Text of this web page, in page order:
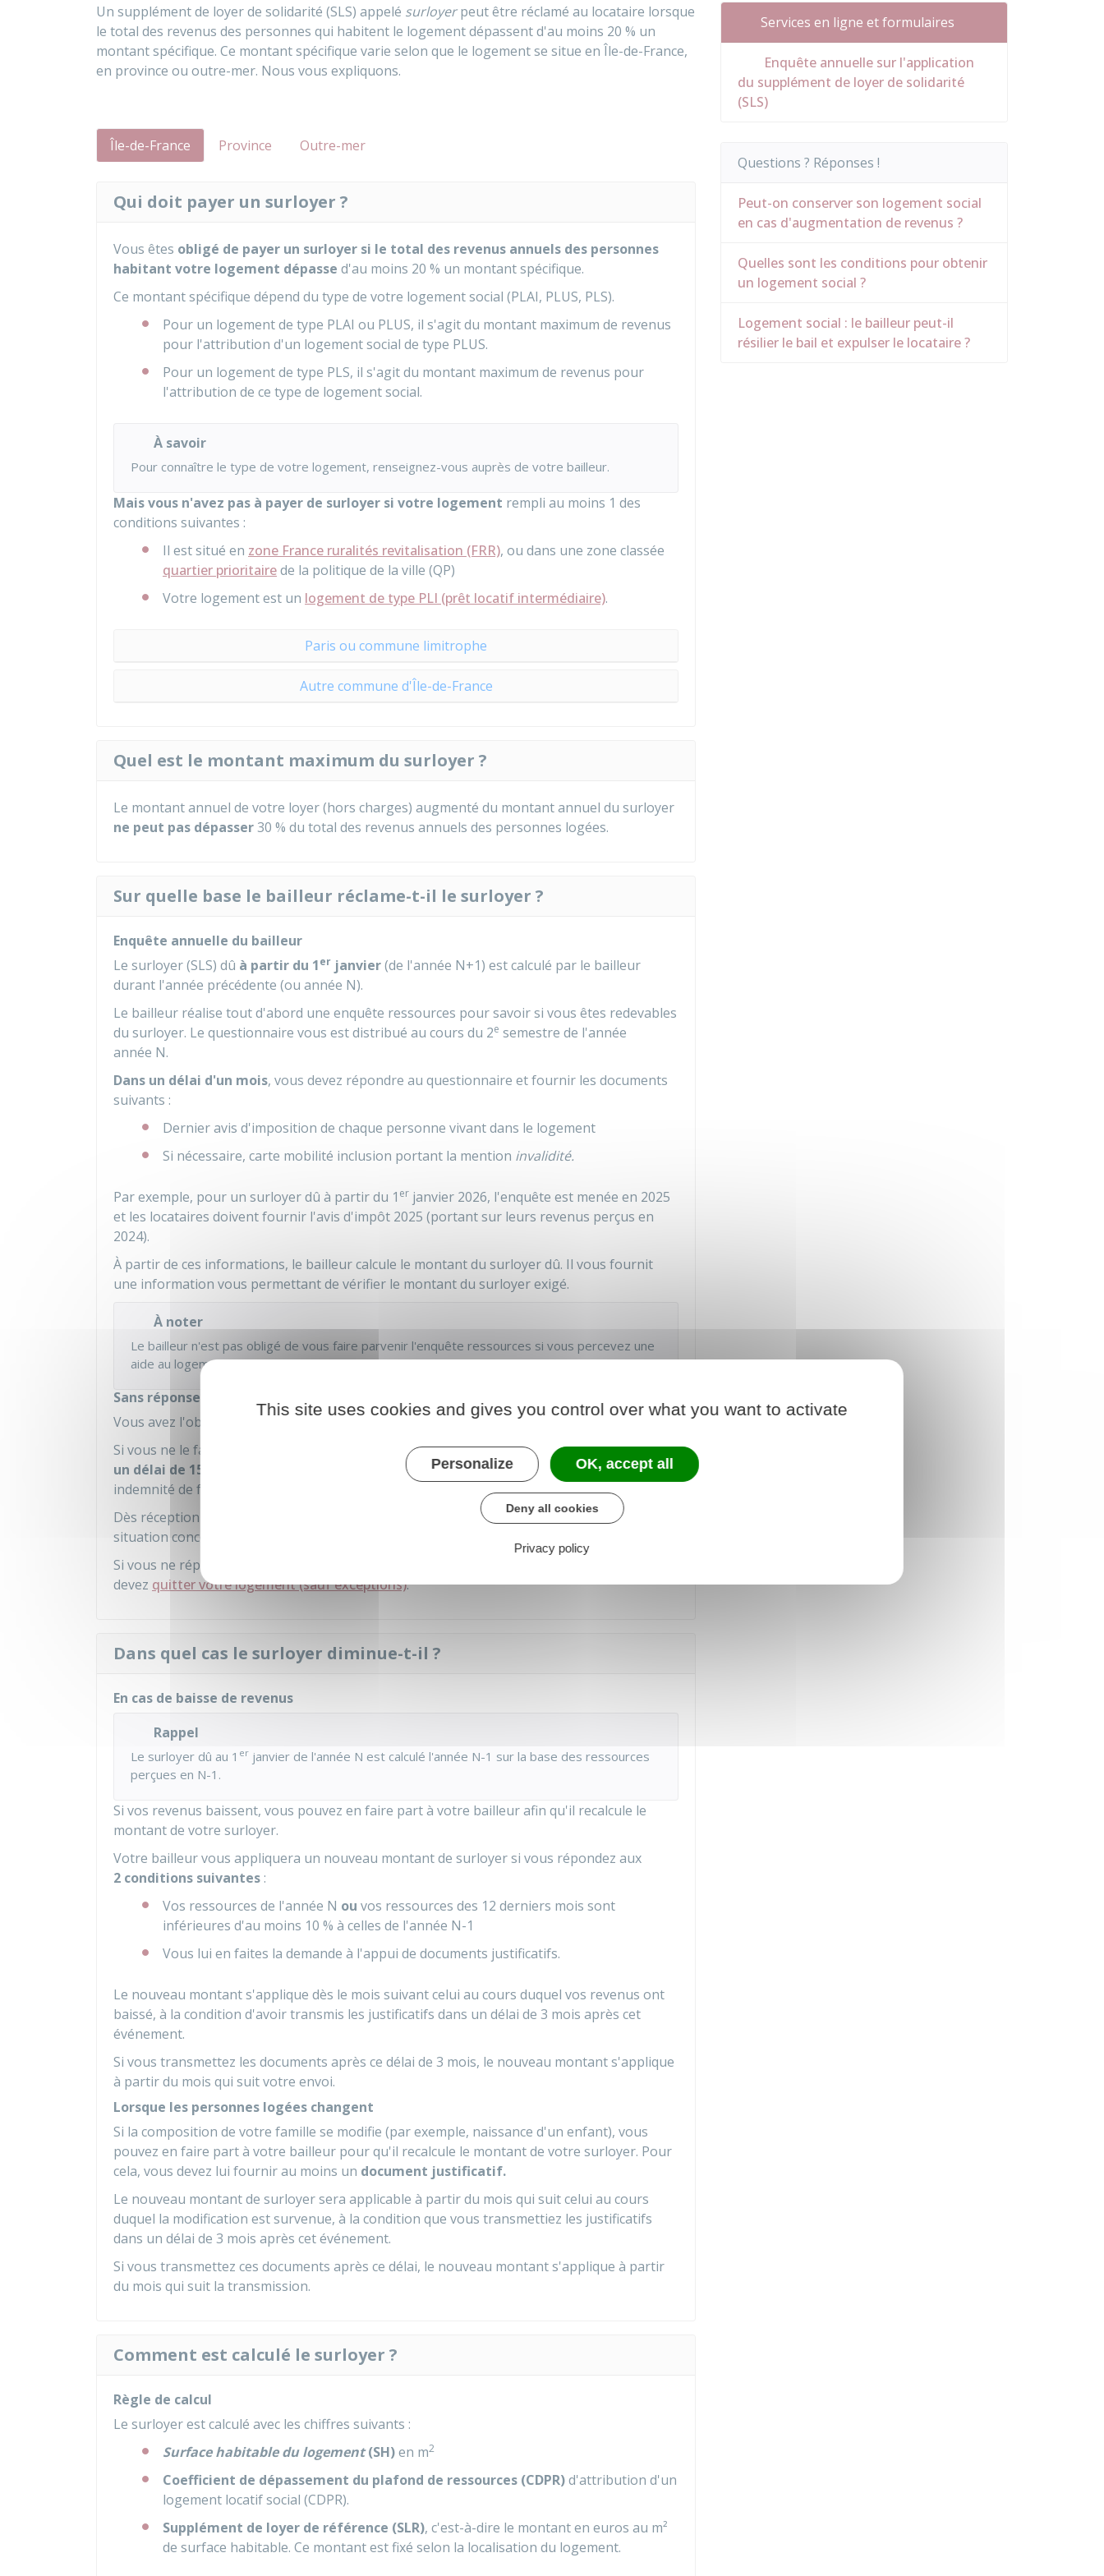
Un supplément de loyer de solidarité (SLS) appelé surloyerpeut être réclamé au locataire lorsque
le total des revenus des personnes qui habitent le logement dépassent d'au moins 20 % un
montant spécifique. Ce montant spécifique varie selon que le logement se situe en Île-de-France,
en province ou outre-mer. Nous vous expliquons.
Île-de-France Province Outre-mer
Qui doit payer un surloyer ?
Vous êtes obligé de payer un surloyer si le total des revenus annuels des personnes
habitant votre logement dépasse d'au moins 20 % un montant spécifique.
Ce montant spécifique dépend du type de votre logement social (PLAI, PLUS, PLS).
Pour un logement de type PLAI ou PLUS, il s'agit du montant maximum de revenus
pour l'attribution d'un logement social de type PLUS.
Pour un logement de type PLS, il s'agit du montant maximum de revenus pour
l'attribution de ce type de logement social.
À savoir
Pour connaître le type de votre logement, renseignez-vous auprès de votre bailleur.
Mais vous n'avez pas à payer de surloyer si votre logement rempli au moins 1 des
conditions suivantes :
Il est situé en zone France ruralités revitalisation (FRR), ou dans une zone classée
quartier prioritairede la politique de la ville (QP)
Votre logement est un logement de type PLI (prêt locatif intermédiaire).
Paris ou commune limitrophe
Autre commune d'Île-de-France
Quel est le montant maximum du surloyer ?
Le montant annuel de votre loyer (hors charges) augmenté du montant annuel du surloyer
ne peut pas dépasser30 % du total des revenus annuels des personnes logées.
Sur quelle base le bailleur réclame-t-il le surloyer ?
Enquête annuelle du bailleur
Le surloyer (SLS) dû à partir du 1er janvier(de l'année N+1) est calculé par le bailleur
durant l'année précédente (ou année N).
Le bailleur réalise tout d'abord une enquête ressources pour savoir si vous êtes redevables
du surloyer. Le questionnaire vous est distribué au cours du 2e semestre de l'année
année N.
Dans un délai d'un mois, vous devez répondre au questionnaire et fournir les documents
suivants :
Dernier avis d'imposition de chaque personne vivant dans le logement
Si nécessaire, carte mobilité inclusion portant la mention invalidité.
Par exemple, pour un surloyer dû à partir du 1 er janvier 2026, l'enquête est menée en 2025
et les locataires doivent fournir l'avis d'impôt 2025 (portant sur leurs revenus perçus en
2024).
À partir de ces informations, le bailleur calcule le montant du surloyer dû. Il vous fournit
une information vous permettant de vérifier le montant du surloyer exigé.
À noter
Le bailleur n'est pas obligé de vous faire parvenir l'enquête ressources si vous percevez une
aide au logement (APL,ALFouALS).
Sans réponse à l'enquête annuelle
Vous avez l'obligation de répondre dans
un délai d'un mois
Si vous ne le faites pas, le bailleur vous adresse unemise en demeure
Sans réponse dans
un délai de 15 jours
, vous devez payer un surloyer d'un montant plus élevé et régler une
indemnité de frais de dossier de
Dès réception des renseignements par le bailleur social, ce dernier régularise votre
situation concernant le surloyer. Le trop-perçu vous est reversé dans un délai de 2 mois.
Si vous ne répondez pas à l'enquête ressources
devez quitter votre logement (sauf exceptions).
Dans quel cas le surloyer diminue-t-il ?
En cas de baisse de revenus
Rappel
Le surloyer dû au 1 er janvier de l'année N est calculé l'année N-1 sur la base des ressources
perçues en N-1.
Si vos revenus baissent, vous pouvez en faire part à votre bailleur afin qu'il recalcule le
montant de votre surloyer.
Votre bailleur vous appliquera un nouveau montant de surloyer si vous répondez aux
2 conditions suivantes :
Vos ressources de l'année N ou vos ressources des 12 derniers mois sont
inférieures d'au moins 10 % à celles de l'année N-1
Vous lui en faites la demande à l'appui de documents justificatifs.
Le nouveau montant s'applique dès le mois suivant celui au cours duquel vos revenus ont
baissé, à la condition d'avoir transmis les justificatifs dans un délai de 3 mois après cet
événement.
Si vous transmettez les documents après ce délai de 3 mois, le nouveau montant s'applique
à partir du mois qui suit votre envoi.
Lorsque les personnes logées changent
Si la composition de votre famille se modifie (par exemple, naissance d'un enfant), vous
pouvez en faire part à votre bailleur pour qu'il recalcule le montant de votre surloyer. Pour
cela, vous devez lui fournir au moins un document justificatif.
Le nouveau montant de surloyer sera applicable à partir du mois qui suit celui au cours
duquel la modification est survenue, à la condition que vous transmettiez les justificatifs
dans un délai de 3 mois après cet événement.
Si vous transmettez ces documents après ce délai, le nouveau montant s'applique à partir
du mois qui suit la transmission.
Comment est calculé le surloyer ?
Règle de calcul
Le surloyer est calculé avec les chiffres suivants :
Surface habitable du logement(SH)en m2
Coefficient de dépassement du plafond de ressources (CDPR)d'attribution d'un
logement locatif social (CDPR).
Supplément de loyer de référence (SLR), c'est-à-dire le montant en euros au m²
de surface habitable. Ce montant est fixé selon la localisation du logement.
Services en ligne et formulaires
Enquête annuelle sur l'application
du supplément de loyer de solidarité
(SLS)
Questions ? Réponses !
Peut-on conserver son logement social
en cas d'augmentation de revenus ?
Quelles sont les conditions pour obtenir
un logement social ?
Logement social : le bailleur peut-il
résilier le bail et expulser le locataire ?
This site uses cookies and gives you control over what you want to activate
Personalize OK, accept all
Deny all cookies
Privacy policy